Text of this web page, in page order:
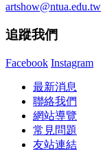
artshow@ntua.edu.tw
追蹤我們
Facebook Instagram
最新消息
聯絡我們
網站導覽
常見問題
友站連結